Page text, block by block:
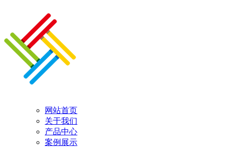
网站首页
关于我们
产品中心
案例展示